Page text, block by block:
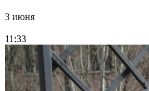
3 июня
11:33